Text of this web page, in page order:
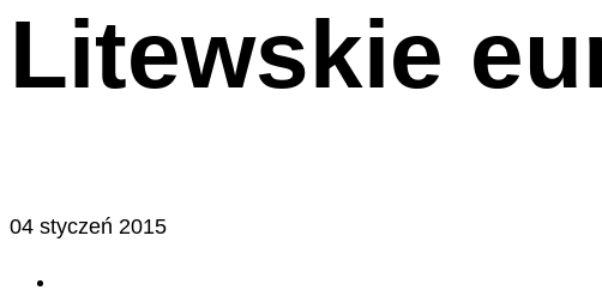
Litewskie
04 styczeń 2015